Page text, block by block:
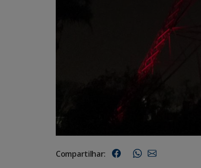
Compartilhar: